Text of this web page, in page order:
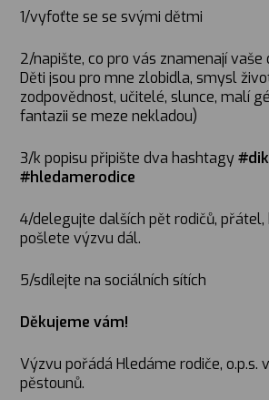
1/vyfoťte se se svými dětmi
2/napište, co pro vás znamenají vaše
Děti jsou pro mne zlobidla, smysl
zodpovědnost, učitelé, slunce, malí
fantazii se meze nekladou)
3/k popisu připište dva hashtagy
#hledamerodice
4/delegujte dalších pět rodičů,
pošlete výzvu dál.
5/sdílejte na sociálních sítích
Děkujeme vám!
Výzvu pořádá Hledáme rodiče, o.p.s.
pěstounů.